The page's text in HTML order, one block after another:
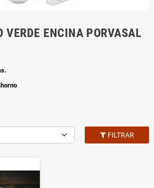
VERDE ENCINA PORVASAL
FILTRAR